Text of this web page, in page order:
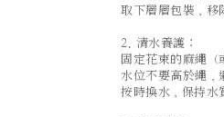
取下層層包裝，移
2. 清水養護：
固定花束的麻繩（
水位不要高於繩，
按時換水，保持水